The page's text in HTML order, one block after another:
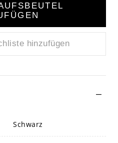
hinzufügen
Schwarz